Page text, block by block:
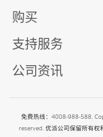
购买
支持服务
公司资讯
免费热线：4008-988-588.
reserved. 优派公司保留所有权